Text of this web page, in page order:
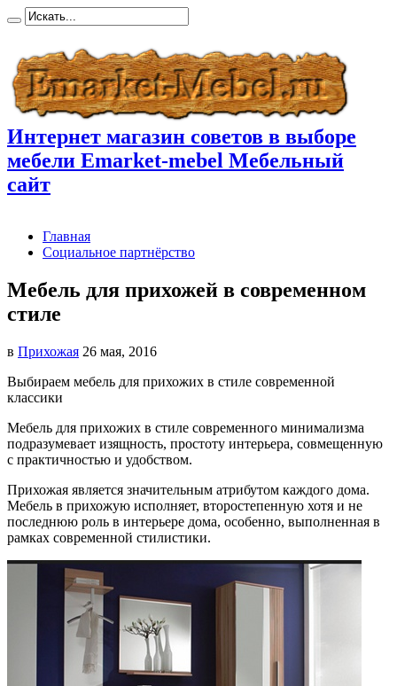
Интернет магазин советов в выборе
мебели Emarket-mebel Мебельный
сайт
Главная
Социальное партнёрство
Мебель для прихожей в современном
стиле
в Прихожая 26 мая, 2016
Выбираем мебель для прихожих в стиле современной
классики
Мебель для прихожих в стиле современного минимализма
подразумевает изящность, простоту интерьера, совмещенную
с практичностью и удобством.
Прихожая является значительным атрибутом каждого дома.
Мебель в прихожую исполняет, второстепенную хотя и не
последнюю роль в интерьере дома, особенно, выполненная в
рамках современной стилистики.